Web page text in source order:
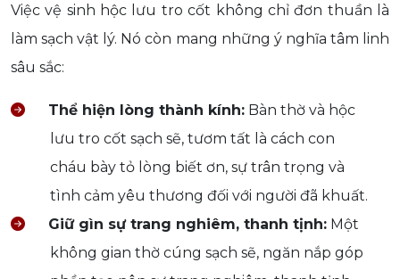
Việc vệ sinh hộc lưu tro cốt không chỉ đơn thuần là
làm sạch vật lý. Nó còn mang những ý nghĩa tâm linh
sâu sắc:
Thể hiện lòng thành kính: Bàn thờ và hộc
lưu tro cốt sạch sẽ, tươm tất là cách con
cháu bày tỏ lòng biết ơn, sự trân trọng và
tình cảm yêu thương đối với người đã khuất.
Giữ gìn sự trang nghiêm, thanh tịnh: Một
không gian thờ cúng sạch sẽ, ngăn nắp góp